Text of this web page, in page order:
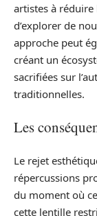
artistes à
d’explorer de
approche peut
créant un
sacrifiées sur
traditionnelles.
Les
Le rejet
répercussions
du moment où
cette lentille